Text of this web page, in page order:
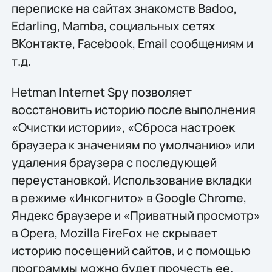
переписке на сайтах знакомств Badoo,
Edarling, Mamba, социальных сетях
ВКонтакте, Facebook, Email сообщениям и
т.д.
Hetman Internet Spy позволяет
восстановить историю после выполнения
«Очистки истории», «Сброса настроек
браузера к значениям по умолчанию» или
удаления браузера с последующей
переустановкой. Использование вкладки
в режиме «Инкогнито» в Google Chrome,
Яндекс браузере и «Приватный просмотр»
в Opera, Mozilla FireFox не скрывает
историю посещений сайтов, и с помощью
программы можно будет прочесть ее.